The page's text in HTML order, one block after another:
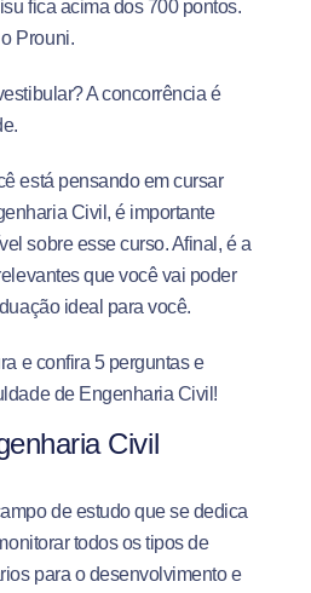
fica acima dos 700 pontos.
Prouni.
A concorrência é
está pensando em cursar
Civil, é importante
sobre esse curso. Afinal, é a
que você vai poder
ideal para você.
e confira 5 perguntas e
de Engenharia Civil!
Civil
de estudo que se dedica
todos os tipos de
para o desenvolvimento e